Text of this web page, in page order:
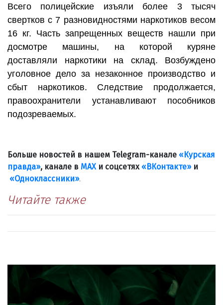
Всего полицейские изъяли более 3 тысяч
свертков с 7 разновидностями наркотиков весом
16 кг. Часть запрещенных веществ нашли при
досмотре машины, на которой куряне
доставляли наркотики на склад. Возбуждено
уголовное дело за незаконное производство и
сбыт наркотиков. Следствие продолжается,
правоохранители устанавливают пособников
подозреваемых.
Больше новостей в нашем Telegram-канале «Курская
правда», канале в МАХи соцсетях «ВКонтакте»и
«Одноклассники».
Читайте также